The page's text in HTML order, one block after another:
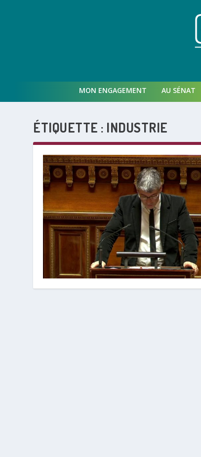
MON ENGAGEMENT AU SÉNAT
ÉTIQUETTE : INDUSTRIE